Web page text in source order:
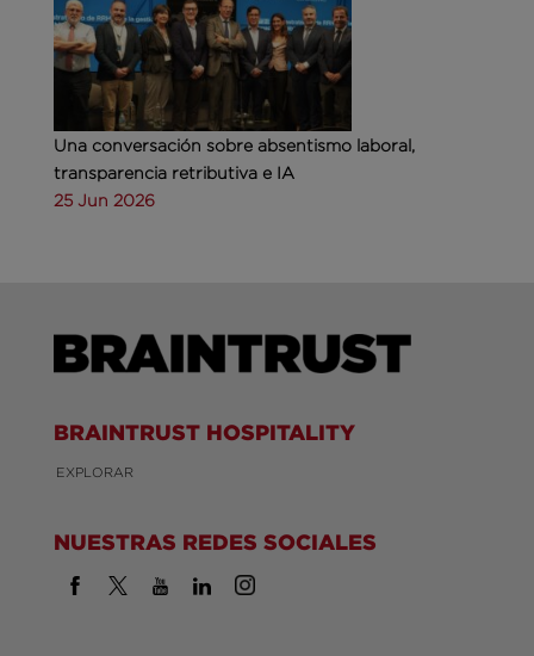
Una conversación sobre absentismo laboral,
transparencia retributiva e IA
25 Jun 2026
BRAINTRUST HOSPITALITY
EXPLORAR
NUESTRAS REDES SOCIALES